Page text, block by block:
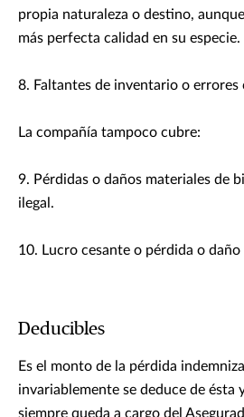
propia naturaleza o destino,
más perfecta calidad en su especie.
8. Faltantes de inventario o errores
La compañía tampoco cubre:
9. Pérdidas o daños materiales de
ilegal.
10. Lucro cesante o pérdida o daño
Deducibles
Es el monto de la pérdida
invariablemente se deduce de ésta
siempre queda a cargo del